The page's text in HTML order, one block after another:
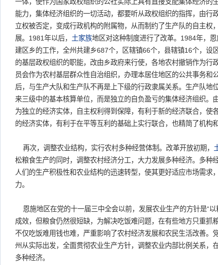
能力，集体经济组织的一切活动，都要听从政权组织的指挥，由行
立权被否定，变成行政机构的附属物，从而制约了生产队的自主权
展。1981年以后， 土家族地区对这种制度进行了改革。1984年，
建区乡的工作，全州共建乡687个，区辖镇66个，县辖镇16个，设
的基层政权组织的职能，改由乡政府来行使，各地农村撤销作为行
员会作为农村基层群众性自治组织，办理本居住地区的公共事务和
后，与生产大队和生产队不再是上下级的行政隶属关系。生产队地
来三级中的基本核算单位，而是独立的自负盈亏的集体经济组织。
为独立的经济实体，自主权利得到保障，有利于新的经济联合，使
的经济实体，有利于在平等互利的基础上实行联合，也精简了机构
再次，调整农业结构，实行农村多种经营体制。改革开放初期，
松粮食生产的同时，调整农村经济分工，大力发展多种经济。多种
人们的生产积极性和农业结构的迅速转型，使其更好适应市场需求
力。
恩施地区在党的十一届三中全会以前，发展农业生产的方针是“以
成效，但粮食仍然很短缺，为解决吃饭难问题，在有些地方只重抓
不仅吃饭难用钱也难，严重影响了农村经济发展和农民生活改善。
州从实际出发，全面贯彻农业生产方针，调整农业内部比例关系，
多种经济。